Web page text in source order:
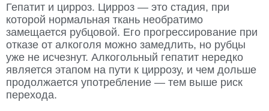
Гепатит и цирроз. Цирроз — это стадия, при
которой нормальная ткань необратимо
замещается рубцовой. Его прогрессирование при
отказе от алкоголя можно замедлить, но рубцы
уже не исчезнут. Алкогольный гепатит нередко
является этапом на пути к циррозу, и чем дольше
продолжается употребление — тем выше риск
перехода.